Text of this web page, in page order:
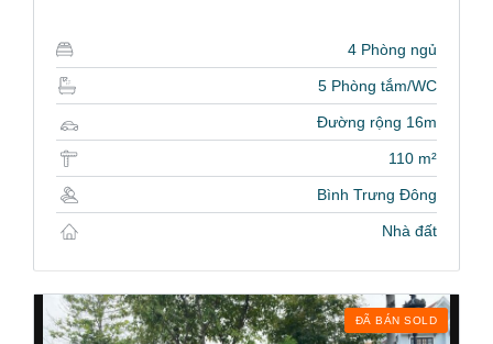
4 Phòng ngủ
5 Phòng tắm/WC
Đường rộng 16m
110 m²
Bình Trưng Đông
Nhà đất
ĐÃ BÁN SOLD